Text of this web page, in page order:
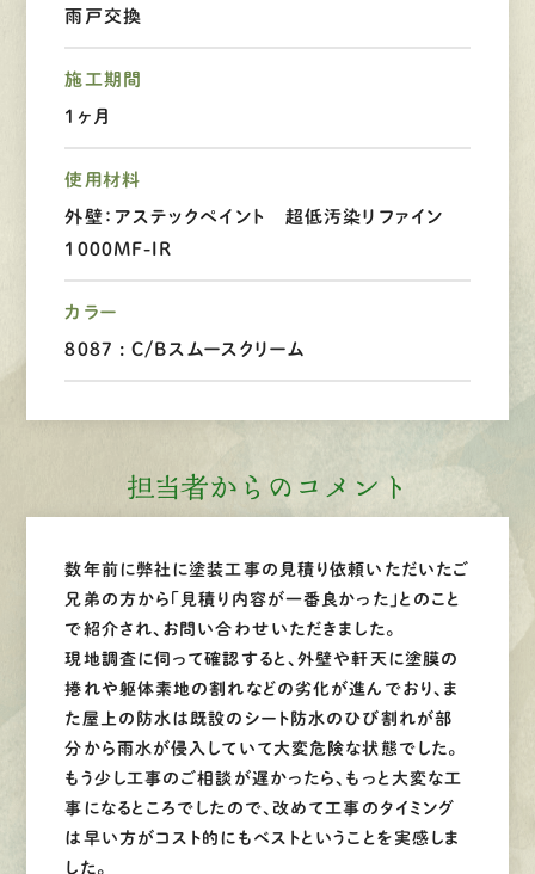
雨戸交換
施工期間
1ヶ月
使用材料
外壁：アステックペイント 超低汚染リファイン
1000MF-IR
カラー
8087 : C/Bスムースクリーム
担当者からのコメント
数年前に弊社に塗装工事の見積り依頼いただいたご
兄弟の方から「見積り内容が一番良かった」とのこと
で紹介され、お問い合わせいただきました。
現地調査に伺って確認すると、外壁や軒天に塗膜の
捲れや躯体素地の割れなどの劣化が進んでおり、ま
た屋上の防水は既設のシート防水のひび割れが部
分から雨水が侵入していて大変危険な状態でした。
もう少し工事のご相談が遅かったら、もっと大変な工
事になるところでしたので、改めて工事のタイミング
は早い方がコスト的にもベストということを実感しま
した。